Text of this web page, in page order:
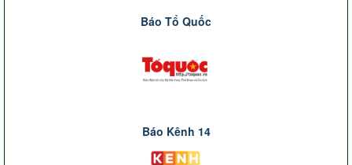
Báo Tổ Quốc
Báo Kênh 14